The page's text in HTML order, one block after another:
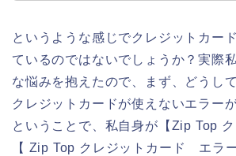
というような感じでクレジットカー
ているのではないでしょうか？実際
な悩みを抱えたので、まず、どうし
クレジットカードが使えないエラー
ということで、私自身が【Zip Top ク
【 Zip Top クレジットカード エラ